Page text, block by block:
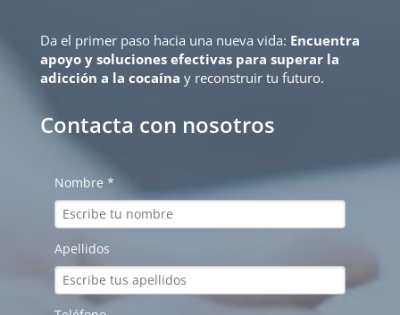
Da el primer paso hacia una nueva vida: Encuentra
apoyo y soluciones efectivas para superar la
adicción a la cocaína y reconstruir tu futuro.
Contacta con nosotros